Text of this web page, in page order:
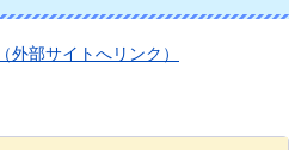
外部サイトへリンク）